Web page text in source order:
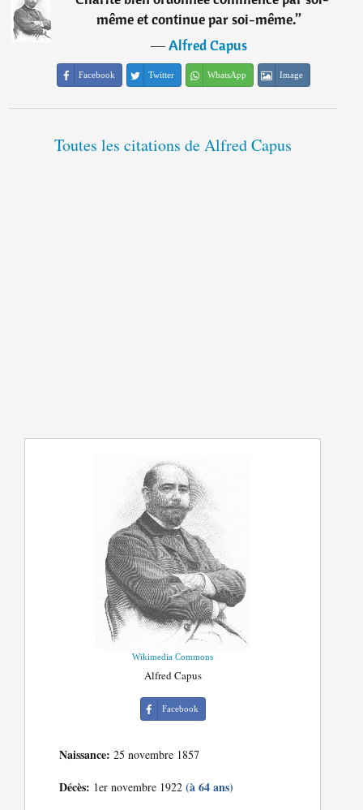
même et continue par soi-même.”
―Alfred Capus
Facebook Twitter WhatsApp Image
Toutes les citations de Alfred Capus
Wikimedia Commons
Alfred Capus
Facebook
Naissance: 25 novembre 1857
Décès: 1er novembre 1922(à 64 ans)